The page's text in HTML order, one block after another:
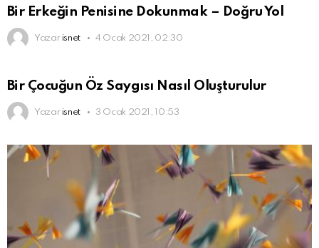
Bir Erkeğin Penisine Dokunmak – Doğru Yol
Yazar isnet 4 Ocak 2021, 02:30
Bir Çocuğun Öz Saygısı Nasıl Oluşturulur
Yazar isnet 3 Ocak 2021, 10:53